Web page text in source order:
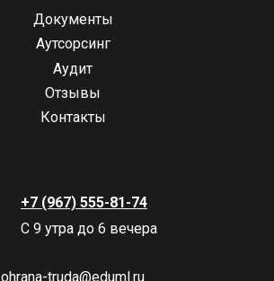
Документы
Аутсорсинг
Аудит
Отзывы
Контакты
+7 (967) 555-81-74
С 9 утра до 6 вечера
ohrana-truda@eduml.ru